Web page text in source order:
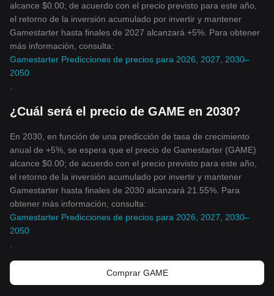
alcance $0.00; de acuerdo con el precio previsto para este año,
el retorno de la inversión acumulado por invertir y mantener
Gamestarter hasta finales de 2027 alcanzará +5%. Para obtener
más información, consulta:
Gamestarter Predicciones de precios para 2026, 2027, 2030–
2050
¿Cuál será el precio de GAME en 2030?
En 2030, en función de una predicción de tasa de crecimiento
anual de +5%, se espera que el precio de Gamestarter (GAME)
alcance $0.00; de acuerdo con el precio previsto para este año,
el retorno de la inversión acumulado por invertir y mantener
Gamestarter hasta finales de 2030 alcanzará 21.55%. Para
obtener más información, consulta:
Gamestarter Predicciones de precios para 2026, 2027, 2030–
2050
Comprar GAME